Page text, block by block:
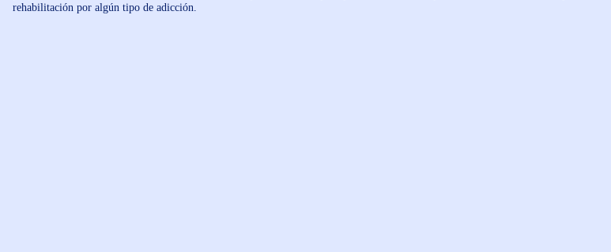
rehabilitación por algún tipo de adicción.